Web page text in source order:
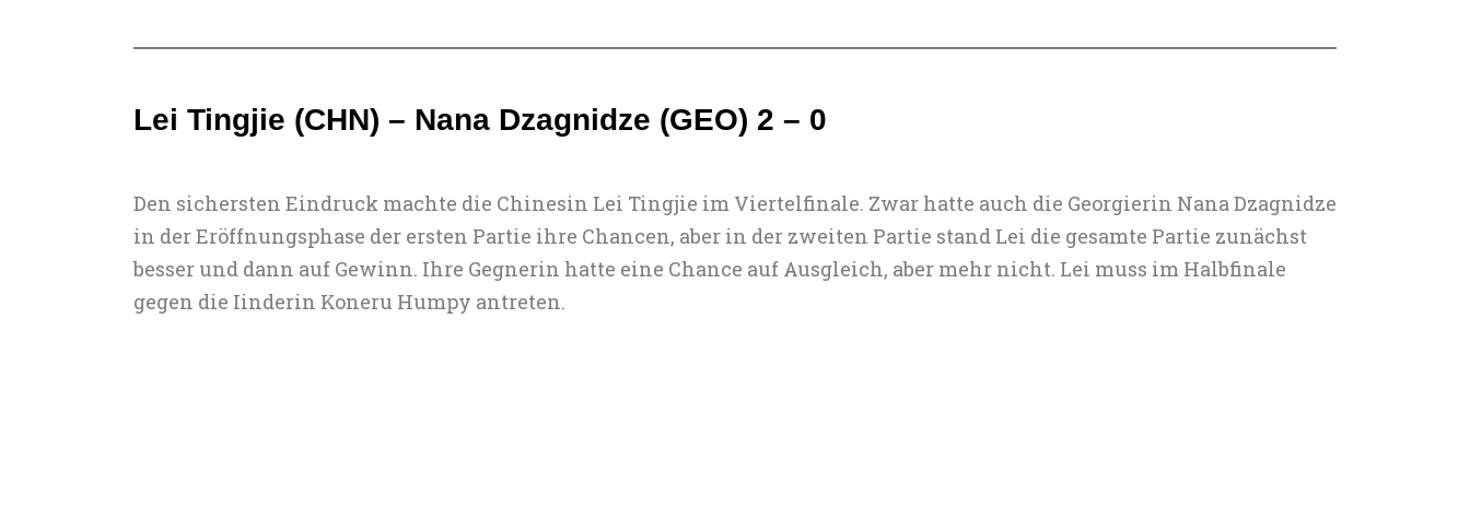
Lei Tingjie (CHN) – Nana Dzagnidze (GEO) 2 – 0
Den sichersten Eindruck machte die Chinesin Lei Tingjie im Viertelfinale. Zwar hatte auch die Georgierin Nana Dzagnidze
in der Eröffnungsphase der ersten Partie ihre Chancen, aber in der zweiten Partie stand Lei die gesamte Partie zunächst
besser und dann auf Gewinn. Ihre Gegnerin hatte eine Chance auf Ausgleich, aber mehr nicht. Lei muss im Halbfinale
gegen die Iinderin Koneru Humpy antreten.